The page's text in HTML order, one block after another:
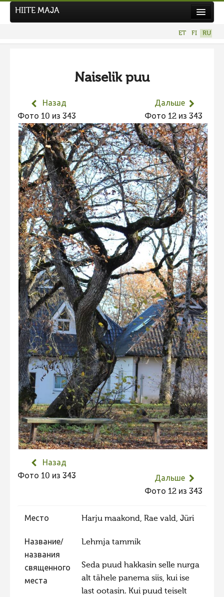
Hiite kuvavõistlus 2026
Фотоконкурс 2025
Не учитываются 2025
Видео 2025
Фотоконкурс 2024
Не учитываются 2024
Видео 2024
Фотоконкурс 2023
Не учитываются 2023
Видео 2023
Фотоконкурс 2022
Не учитываются 2022
Видео 2022
Фотоконкурс 2021
Видео 2021
Фотоконкурс 2020
Видео 2020
Фотоконкурс 2019
Фотоконкурс 2018
Фотоконкурс 2017
Фотоконкурс 2016
Фотоконкурс 2015
Фотоконкурс 2014
Фотоконкурс 2012
Фотоконкурс 2009
Фотоконкурс 2008
HIITE MAJA
ET FI RU
Naiselik puu
Назад
Фото 10 из 343
Дальше
Фото 12 из 343
Назад
Фото 10 из 343
Дальше
Фото 12 из 343
Место Harju maakond, Rae vald, Jüri
Название/
названия
священного
места
Lehmja tammik
Seda puud hakkasin selle nurga
alt tähele panema siis, kui ise
last ootasin. Kui puud teiselt